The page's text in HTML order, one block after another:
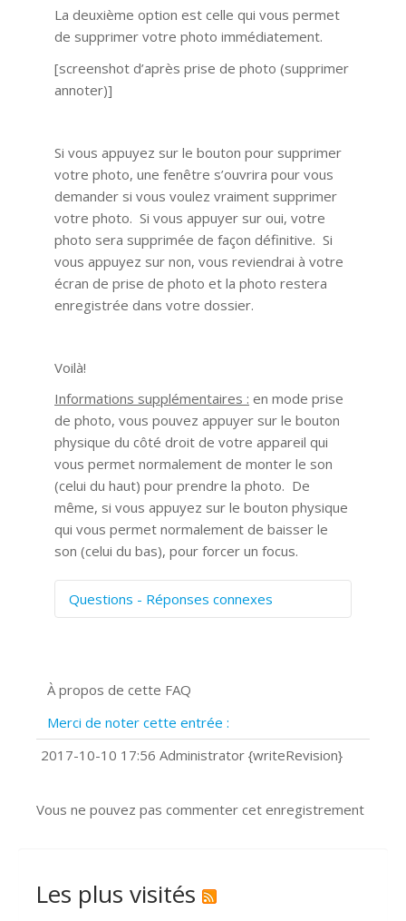
La deuxième option est celle qui vous permet
de supprimer votre photo immédiatement.
[screenshot d’après prise de photo (supprimer
annoter)]
Si vous appuyez sur le bouton pour supprimer
votre photo, une fenêtre s’ouvrira pour vous
demander si vous voulez vraiment supprimer
votre photo. Si vous appuyer sur oui, votre
photo sera supprimée de façon définitive. Si
vous appuyez sur non, vous reviendrai à votre
écran de prise de photo et la photo restera
enregistrée dans votre dossier.
Voilà!
Informations supplémentaires : en mode prise
de photo, vous pouvez appuyer sur le bouton
physique du côté droit de votre appareil qui
vous permet normalement de monter le son
(celui du haut) pour prendre la photo. De
même, si vous appuyez sur le bouton physique
qui vous permet normalement de baisser le
son (celui du bas), pour forcer un focus.
Questions - Réponses connexes
Prise de vue 360°
?
Comment installer Google Chrome ?
À propos de cette FAQ
Merci de noter cette entrée :
2017-10-10 17:56 Administrator {writeRevision}
Vous ne pouvez pas commenter cet enregistrement
Les plus visités